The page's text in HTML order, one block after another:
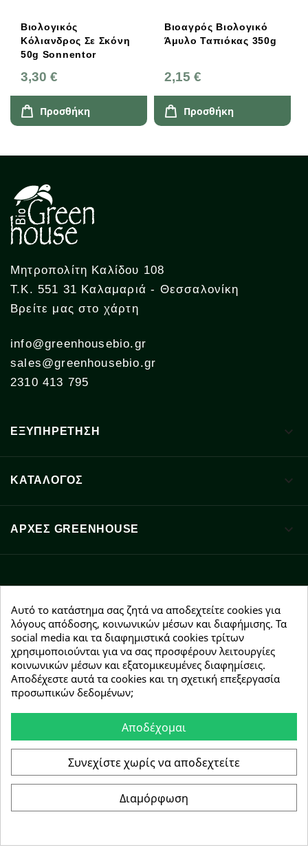
Βιολογικός
Κόλιανδρος Σε Σκόνη
50g Sonnentor
3,30 €
Προσθήκη
Βιοαγρός Βιολογικό
Άμυλο Ταπιόκας 350g
2,15 €
Προσθήκη
Μητροπολίτη Καλίδου 108
Τ.Κ. 551 31 Καλαμαριά - Θεσσαλονίκη
Βρείτε μας στο χάρτη
info@greenhousebio.gr
sales@greenhousebio.gr
2310 413 795
ΕΞΥΠΗΡΕΤΗΣΗ 
ΚΑΤΑΛΟΓΟΣ 
ΑΡΧΈΣ GREENHOUSE 
Facebook YouTubeInstagram
NEWSLETTER
Εγγραφείτε δωρεάν και θα είστε οι πρώτοι που θα
λάβετε τα νέα μας γύρω από προσφορές, εκπτώσεις
Αυτό το κατάστημα σας ζητά να αποδεχτείτε cookies για
λόγους απόδοσης, κοινωνικών μέσων και διαφήμισης. Τα
social media και τα διαφημιστικά cookies τρίτων
χρησιμοποιούνται για να σας προσφέρουν λειτουργίες
κοινωνικών μέσων και εξατομικευμένες διαφημίσεις.
Αποδέχεστε αυτά τα cookies και τη σχετική επεξεργασία
προσωπικών δεδομένων;
Αποδέχομαι
Συνεχίστε χωρίς να αποδεχτείτε
Διαμόρφωση